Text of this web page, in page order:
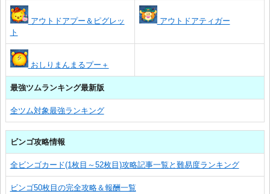
アウトドアプー＆ピグレッ
ト
アウトドアティガー
おしりまんまるプー＋
最強ツムランキング最新版
全ツム対象最強ランキング
ビンゴ攻略情報
全ビンゴカード(1枚目～52枚目)攻略記事一覧と難易度ランキング
ビンゴ50枚目の完全攻略＆報酬一覧